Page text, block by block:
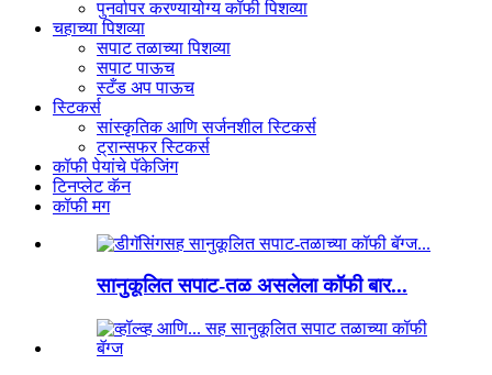
पुनर्वापर करण्यायोग्य कॉफी पिशव्या
चहाच्या पिशव्या
सपाट तळाच्या पिशव्या
सपाट पाऊच
स्टँड अप पाऊच
स्टिकर्स
सांस्कृतिक आणि सर्जनशील स्टिकर्स
ट्रान्सफर स्टिकर्स
कॉफी पेयांचे पॅकेजिंग
टिनप्लेट कॅन
कॉफी मग
सानुकूलित सपाट-तळ असलेला कॉफी बार...